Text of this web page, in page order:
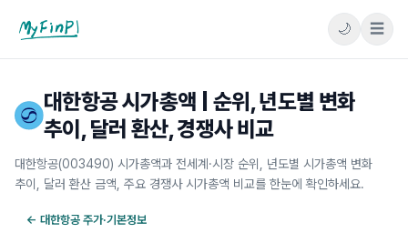
마이핀플
🌙 ☰
대한항공 시가총액 | 순위, 년도별 변화
추이, 달러 환산, 경쟁사 비교
대한항공(003490) 시가총액과 전세계·시장 순위, 년도별 시가총액 변화
추이, 달러 환산 금액, 주요 경쟁사 시가총액 비교를 한눈에 확인하세요.
← 대한항공 주가·기본정보